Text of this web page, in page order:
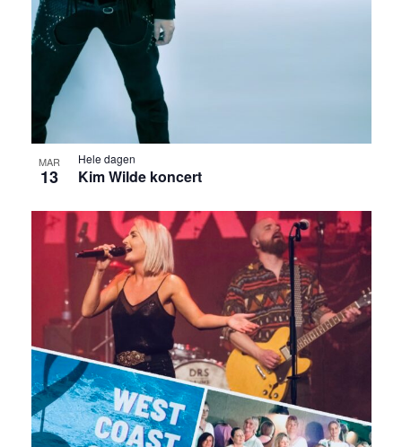
MAR
13
Hele dagen
Kim Wilde koncert